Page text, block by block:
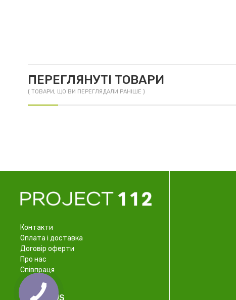
ПЕРЕГЛЯНУТІ ТОВАРИ
( ТОВАРИ, ЩО ВИ ПЕРЕГЛЯДАЛИ РАНІШЕ )
Контакти
Оплата і доставка
Договір оферти
Про нас
Співпраця
FOLLOW US